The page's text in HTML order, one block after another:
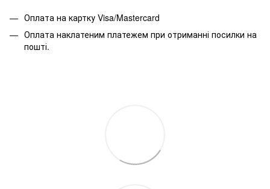
Оплата на картку Visa/Mastercard
Оплата наклатеним платежем при отриманні посилки на
пошті.